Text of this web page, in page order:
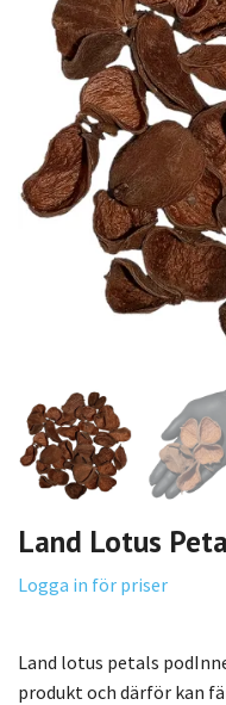
Land Lotus
Logga in för priser
Land lotus petals
produkt och därför kan